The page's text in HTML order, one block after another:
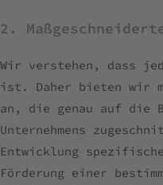
2.
Wir verstehen, dass
ist. Daher bieten wir
an, die genau auf die
Unternehmens
Entwicklung
Förderung einer